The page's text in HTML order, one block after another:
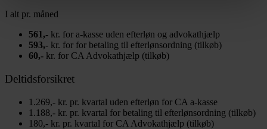
I alt pr. måned
561,- kr. for a-kasse uden efterløn og advokathjælp
593,- kr. for for betaling til efterlønsordning (tilkøb)
60,- kr. for CA Advokathjælp (tilkøb)
Deltidsforsikret
1.269,- kr. pr. kvartal uden efterløn for CA a-kasse
1.188,- kr. pr. kvartal for betaling til efterlønsordning (tilkøb)
180,- kr. pr. kvartal for CA Advokathjælp (tilkøb)